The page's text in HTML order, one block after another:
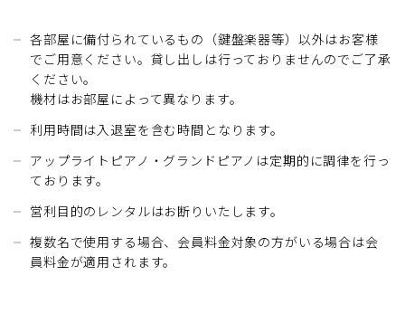
各部屋に備付られているもの（鍵盤楽器等）以外はお客様
でご用意ください。貸し出しは行っておりませんのでご了承
ください。
機材はお部屋によって異なります。
利用時間は入退室を含む時間となります。
アップライトピアノ・グランドピアノは定期的に調律を行っ
ております。
営利目的のレンタルはお断りいたします。
複数名で使用する場合、会員料金対象の方がいる場合は会
員料金が適用されます。